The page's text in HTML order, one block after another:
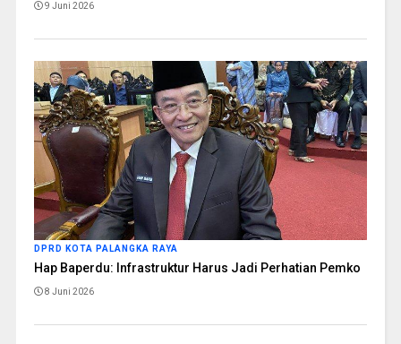
9 Juni 2026
DPRD KOTA PALANGKA RAYA
Hap Baperdu: Infrastruktur Harus Jadi Perhatian Pemko
8 Juni 2026